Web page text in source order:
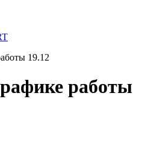
19.12
работы